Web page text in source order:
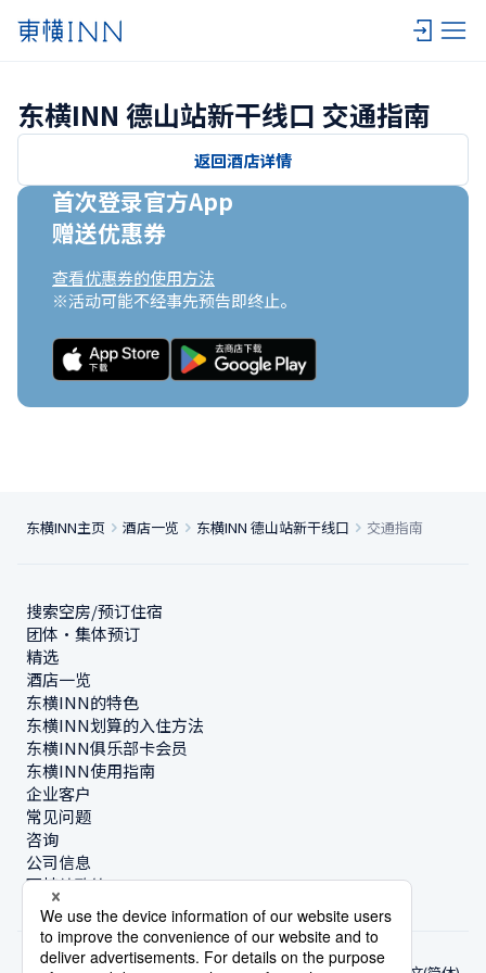
东横INN 德山站新干线口 交通指南
返回酒店详情
首次登录官方App
赠送优惠券
查看优惠券的使用方法
※活动可能不经事先预告即终止。
东横INN主页 酒店一览 东横INN 德山站新干线口 交通指南
搜索空房/预订住宿
团体・集体预订
精选
酒店一览
东横INN的特色
东横INN划算的入住方法
东横INN俱乐部卡会员
东横INN使用指南
企业客户
常见问题
咨询
公司信息
可持续政策